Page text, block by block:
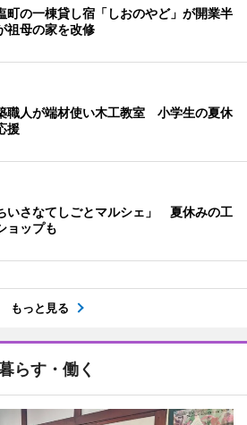
町の一棟貸し宿「しおのやど」が開業半
母の家を改修
職人が端材使い木工教室 小学生の夏休
援
いさなてしごとマルシェ」 夏休みの工
ョップも
もっと見る
らす・働く